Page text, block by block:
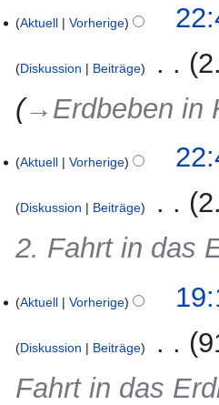
m
n
a
s
u
g
JanuarAktuell Vorherige
Diskussion Beiträge
→‎Erdbeben in
Aktuell Vorherige
Diskussion Beiträge
2. Fahrt in das
JanuarAktuell Vorherige
Diskussion Beiträge
Fahrt in das